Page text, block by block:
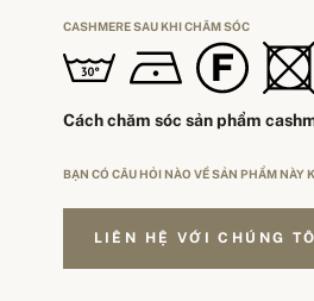
CASHMERE SAU KHI CHĂM SÓC
Cách chăm sóc sản phẩm
BẠN CÓ CÂU HỎI NÀO VỀ SẢN PHẨM NÀY
LIÊN HỆ VỚI CHÚNG